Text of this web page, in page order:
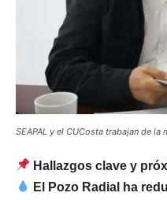
SEAPAL y el CUCosta trabajan de la
Hallazgos clave y
El Pozo Radial ha